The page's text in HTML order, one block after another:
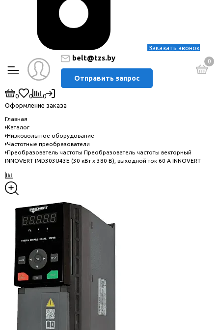
Заказать звонок
belt@tzs.by
Отправить запрос
0
0 0
0
Оформление заказа
Главная
Каталог
Низковольтное оборудование
Частотные преобразователи
Преобразователь частоты Преобразователь частоты векторный
INNOVERT IMD303U43E (30 кВт x 380 В), выходной ток 60 А INNOVERT